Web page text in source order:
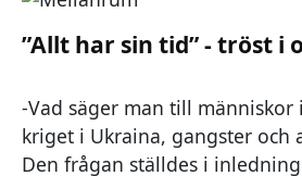
”Allt har sin tid” - tröst i
-Vad säger man till
kriget i Ukraina, gangster och
Den frågan ställdes i